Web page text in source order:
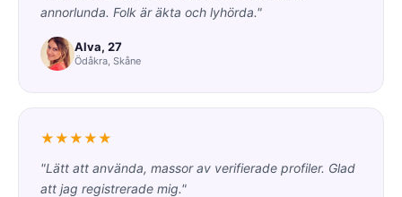
annorlunda. Folk är äkta och lyhörda."
Alva, 27
Ödåkra, Skåne
★★★★★
"Lätt att använda, massor av verifierade profiler. Glad
att jag registrerade mig."